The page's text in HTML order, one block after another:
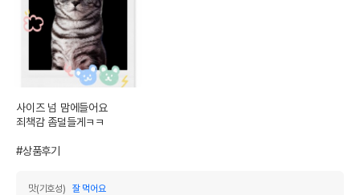
사이즈 넘 맘에들어요
죄책감 좀덜들게ㅋㅋ
#상품후기
맛(기호성)
잘 먹어요